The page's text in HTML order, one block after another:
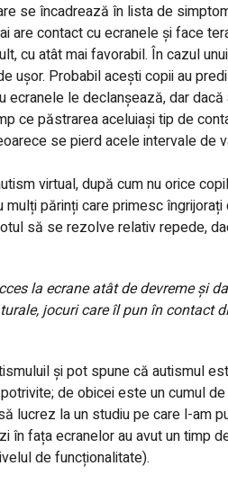
se încadrează în lista de
are contact cu ecranele și face
cu atât mai favorabil. În cazul
ușor. Probabil acești copii au
le declanșează, dar
ce păstrarea aceluiași tip de
se pierd acele intervale
virtual, după cum nu orice
părinți care primesc
să se rezolve relativ repede,
la ecrane atât de devreme și
jocuri care îl pun în contact
și pot spune că autismul
de obicei este un cumul
lucrez la un studiu pe care l-am
fața ecranelor au avut un timp
de funcționalitate).